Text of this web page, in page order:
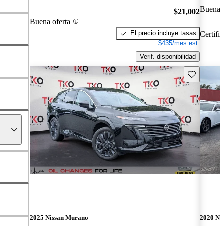
Buena oferta
$21,002
El precio incluye tasas
$435/mes est.
Verif. disponibilidad
Guarda
2025 Nissan Murano 2020